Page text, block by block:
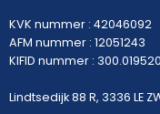
KVK nummer : 42046092
AFM nummer : 12051243
KIFID nummer : 300.019520
Lindtsedijk 88 R, 3336 LE